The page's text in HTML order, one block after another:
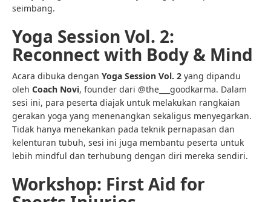
seimbang.
Yoga Session Vol. 2:
Reconnect with Body & Mind
Acara dibuka dengan Yoga Session Vol. 2 yang dipandu
oleh Coach Novi, founder dari @the___goodkarma. Dalam
sesi ini, para peserta diajak untuk melakukan rangkaian
gerakan yoga yang menenangkan sekaligus menyegarkan.
Tidak hanya menekankan pada teknik pernapasan dan
kelenturan tubuh, sesi ini juga membantu peserta untuk
lebih mindful dan terhubung dengan diri mereka sendiri.
Workshop: First Aid for